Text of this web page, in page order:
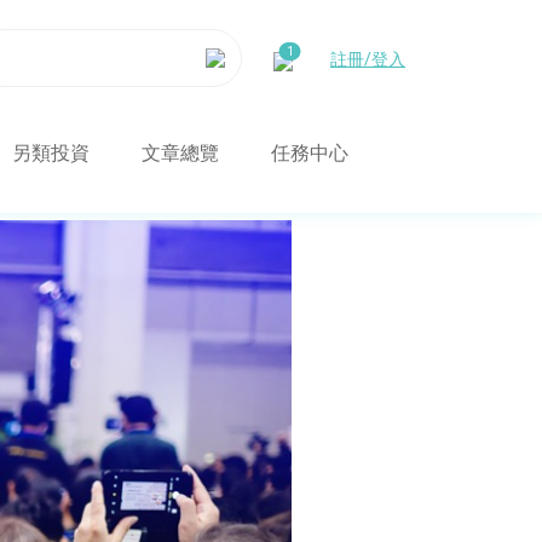
註冊/登入
另類投資 文章總覽 任務中心